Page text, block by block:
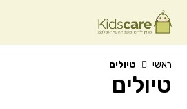
content
ראשי טיולים
טיולים